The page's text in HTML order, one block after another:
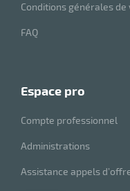
Conditions générales de
FAQ
espace pro
Compte professionnel
Administrations
Assistance appels